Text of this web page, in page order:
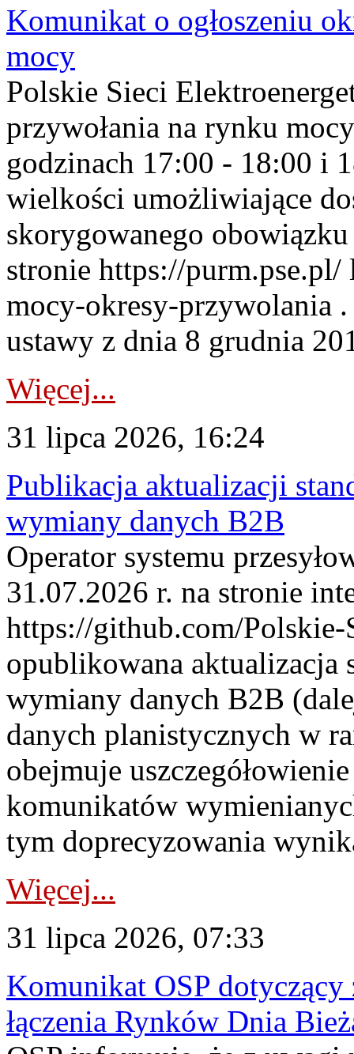
Komunikat o ogłoszeniu
mocy
Polskie Sieci
przywołania na rynku
godzinach 17:00 - 18:00 i
wielkości umożliwiające
skorygowanego
stronie https://
mocy-okresy-przywolania
ustawy z dnia 8 grudnia
Więcej...
31 lipca 2026, 16:24
Publikacja aktualizacji
wymiany danych B2B
Operator systemu
31.07.2026 r. na stronie
https://github.com/Polskie-
opublikowana aktualizacja
wymiany danych B2B
danych planistycznych w
obejmuje
komunikatów
tym doprecyzowania
Więcej...
31 lipca 2026, 07:33
Komunikat OSP dotyczący
łączenia Rynków Dnia